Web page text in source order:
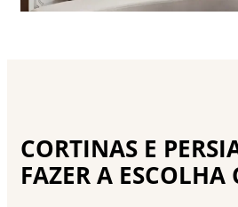
CORTINAS E
FAZER A ESCOLHA